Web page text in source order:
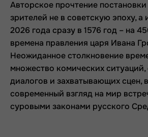
Авторское прочтение
зрителей не в советскую эпоху, а
2026 года сразу в 1576 год – на
времена правления царя Ивана
Неожиданное столкновение
множество комических
диалогов и захватывающих сцен,
современный взгляд на мир
суровыми законами русского